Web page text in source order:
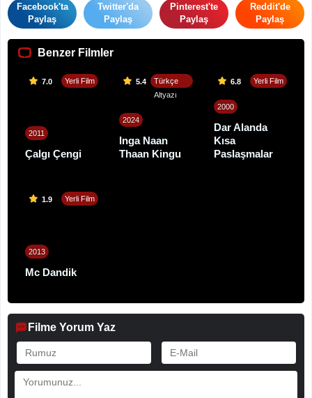
Facebook'ta
Paylaş
Twitter'da
Paylaş
Pinterest'te
Paylaş
Reddit'de
Paylaş
Benzer Filmler
7.0 Yerli Film
2011
Çalgı Çengi
5.4
Türkçe
Altyazı
2024
Inga Naan
Thaan Kingu
6.8 Yerli Film
2000
Dar Alanda
Kısa
Paslaşmalar
1.9 Yerli Film
2013
Mc Dandik
Filme Yorum Yaz